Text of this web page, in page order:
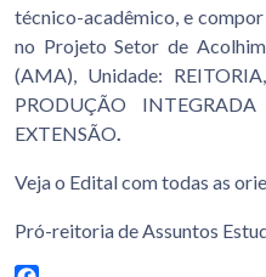
técnico-acadêmico, e
no Projeto Setor de
(AMA), Unidade:
PRODUÇÃO
EXTENSÃO
Veja o Edital com todas as
Pró-reitoria de Assuntos